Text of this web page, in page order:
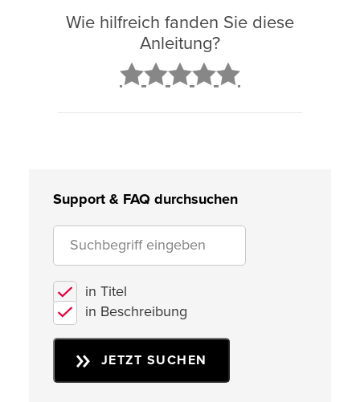
Wie hilfreich fanden Sie diese
Anleitung?
Support & FAQ durchsuchen
in Titel
in Beschreibung
JETZT SUCHEN